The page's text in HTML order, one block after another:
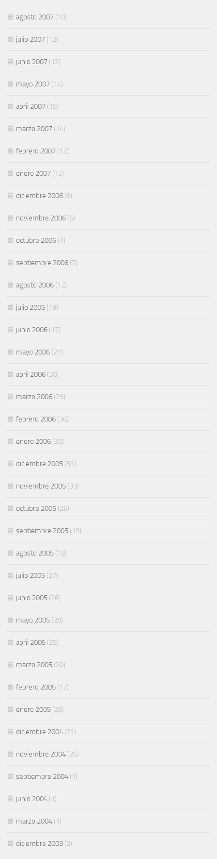
agosto 2007 (10)
julio 2007 (12)
junio 2007 (12)
mayo 2007 (14)
abril 2007 (15)
marzo 2007 (14)
febrero 2007 (12)
enero 2007 (15)
diciembre 2006 (8)
noviembre 2006 (6)
octubre 2006 (7)
septiembre 2006 (7)
agosto 2006 (12)
julio 2006 (19)
junio 2006 (17)
mayo 2006 (21)
abril 2006 (30)
marzo 2006 (29)
febrero 2006 (36)
enero 2006 (33)
diciembre 2005 (31)
noviembre 2005 (33)
octubre 2005 (26)
septiembre 2005 (19)
agosto 2005 (19)
julio 2005 (27)
junio 2005 (26)
mayo 2005 (28)
abril 2005 (25)
marzo 2005 (20)
febrero 2005 (17)
enero 2005 (28)
diciembre 2004 (21)
noviembre 2004 (26)
septiembre 2004 (1)
junio 2004 (1)
marzo 2004 (1)
diciembre 2003 (2)